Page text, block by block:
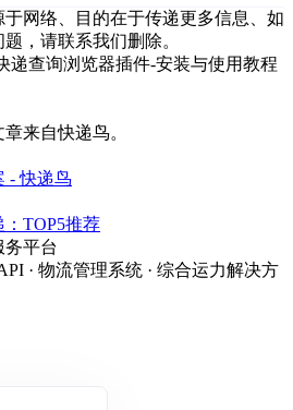
网络、目的在于传递更多信息、如
，请联系我们删除。
递查询浏览器插件-安装与使用教程
来自快递鸟。
- 快递鸟
TOP5推荐
平台
· 物流管理系统 · 综合运力解决方